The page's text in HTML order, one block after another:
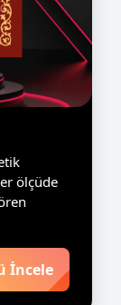
ölçüde
İncele